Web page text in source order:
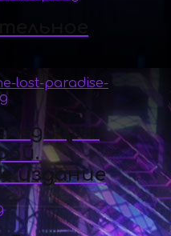
издание